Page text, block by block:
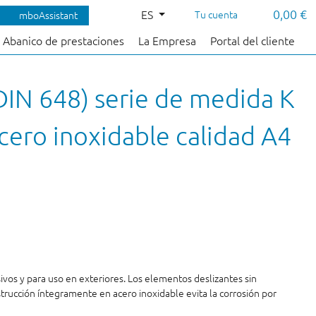
mboAssistant ES Tu cuenta 0,00 €
Abanico de prestaciones La Empresa Portal del cliente
648) serie de medida K
inoxidable calidad A4
y para uso en exteriores. Los elementos deslizantes sin
íntegramente en acero inoxidable evita la corrosión por